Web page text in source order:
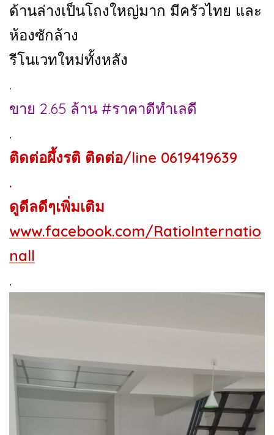
ด้านล่างเป็นโถงใหญ่มาก มีครัวไทย และ
ห้องซักล้าง
รีโนเวทใหม่ทั้งหลัง
.
ขาย 2.65 ล้าน #ราคาดีทำเลดี
.
ติดต่อผึ้งรติ ติดต่อ/line 0619419639
.
ดูดีลดีๆเพิ่มเติม
www.facebook.com/RatioInternatio
nall
.